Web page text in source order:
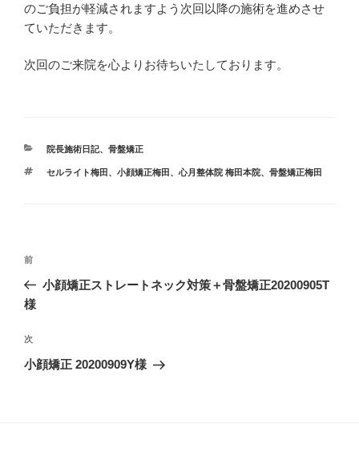
のご負担が軽減されますよう次回以降の施術を進めさせ
ていただきます。
次回のご来院を心よりお待ちいたしております。
カ
ゴ
院長施術日記、 骨盤矯正
タ
セルライト梅田 、 小顔矯正梅田 、 心月整体院 梅田本院、 骨盤矯正梅田
投
ナ
ゲ
ー
前
の
投
前
小顔矯正ストレートネック対策＋骨盤矯正20200905T
様
次
の
次
小顔矯正 20200909Y様